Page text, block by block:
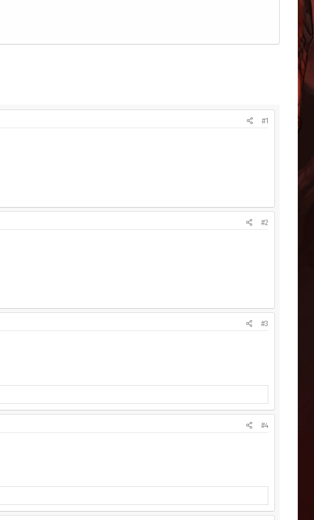
#1
#2
#3
#4